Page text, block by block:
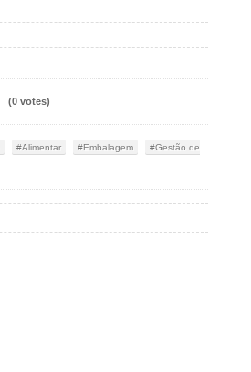
(0 votes)
Alimentar Embalagem Gestão de